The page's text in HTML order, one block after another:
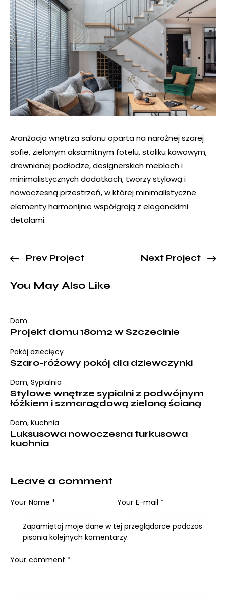
Aranżacja wnętrza salonu oparta na narożnej szarej
sofie, zielonym aksamitnym fotelu, stoliku kawowym,
drewnianej podłodze, designerskich meblach i
minimalistycznych dodatkach, tworzy stylową i
nowoczesną przestrzeń, w której minimalistyczne
elementy harmonijnie współgrają z eleganckimi
detalami.
Prev Project Next Project
You May Also Like
Dom
Projekt domu 180m2 w Szczecinie
Pokój dziecięcy
Szaro-różowy pokój dla dziewczynki
Dom, Sypialnia
Stylowe wnętrze sypialni z podwójnym
łóżkiem i szmaragdową zieloną ścianą
Dom, Kuchnia
Luksusowa nowoczesna turkusowa
kuchnia
Leave a comment
Zapamiętaj moje dane w tej przeglądarce podczas
pisania kolejnych komentarzy.